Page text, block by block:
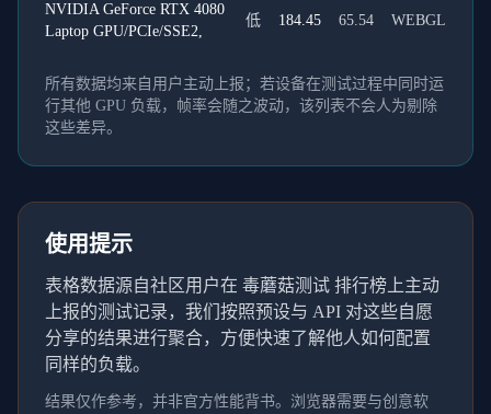
NVIDIA GeForce RTX 4080
Laptop GPU/PCIe/SSE2,
低 184.45 65.54 WEBGL
所有数据均来自用户主动上报；若设备在测试过程中同时运
行其他 GPU 负载，帧率会随之波动，该列表不会人为剔除
这些差异。
使用提示
表格数据源自社区用户在 毒蘑菇测试 排行榜上主动
上报的测试记录，我们按照预设与 API 对这些自愿
分享的结果进行聚合，方便快速了解他人如何配置
同样的负载。
结果仅作参考，并非官方性能背书。浏览器需要与创意软